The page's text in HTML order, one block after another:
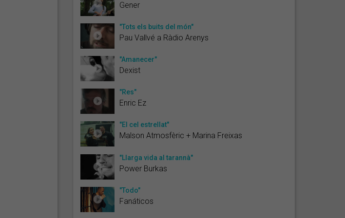
Gener
"Tots els buits del món"
Pau Vallvé a Ràdio Arenys
"Amanecer"
Dexist
"Res"
Enric Ez
"El cel estrellat"
Malson Atmosfèric + Marina Freixas
"Llarga vida al tarannà"
Power Burkas
"Todo"
Fanáticos